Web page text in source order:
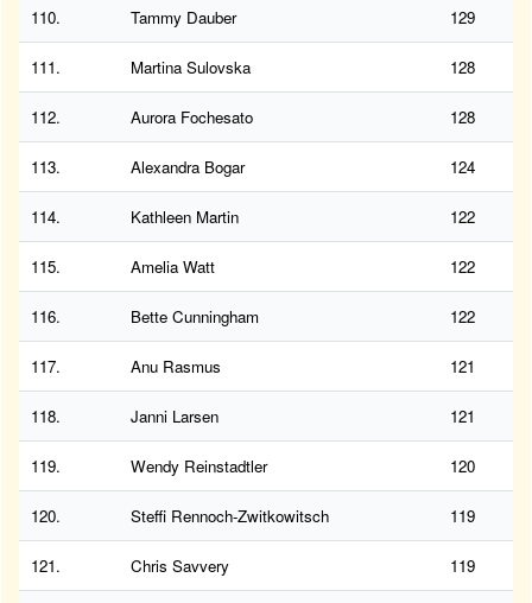
110. Tammy Dauber 129
111. Martina Sulovska 128
112. Aurora Fochesato 128
113. Alexandra Bogar 124
114. Kathleen Martin 122
115. Amelia Watt 122
116. Bette Cunningham 122
117. Anu Rasmus 121
118. Janni Larsen 121
119. Wendy Reinstadtler 120
120. Steffi Rennoch-Zwitkowitsch 119
121. Chris Savvery 119